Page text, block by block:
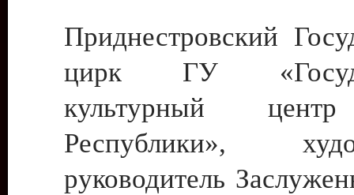
Приднестровский
цирк ГУ
культурный
Республики»,
руководитель